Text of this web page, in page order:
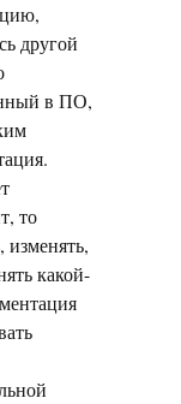
другой
в ПО,
то
изменять,
какой-